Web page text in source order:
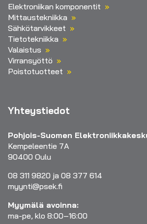
Elektroniikan komponentit
Mittaustekniikka
Sähkötarvikkeet
Tietotekniikka
Valaistus
Virransyöttö
Poistotuotteet
Yhteystiedot
Pohjois-Suomen
Kempeleentie 7A
90400 Oulu
08 311 9820 ja 08 377 614
myynti@psek.fi
Myymälä avoinna:
ma-pe, klo 8:00–16:00